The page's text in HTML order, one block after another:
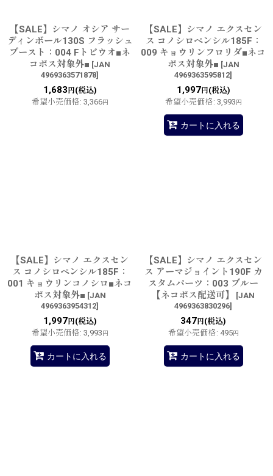
【SALE】シマノ オシア サー
ディンボール130S フラッシュ
ブースト：004 Fトビウオ■ネ
コポス対象外■ [JAN
4969363571878]
1,683 円(税込)
希望小売価格: 3,366円
【SALE】シマノ エクスセン
ス コノシロペンシル185F：
009 キョウリンフロリダ■ネコ
ポス対象外■ [JAN
4969363595812]
1,997円(税込)
希望小売価格: 3,993 円
カートに入れる
【SALE】シマノ エクスセン
ス コノシロペンシル185F：
001 キョウリンコノシロ■ネコ
ポス対象外■ [JAN
4969363954312]
1,997円(税込)
希望小売価格: 3,993 円
カートに入れる
【SALE】シマノ エクスセン
ス アーマジョイント190F カ
スタムパーツ：003 ブルー
【ネコポス配送可】
[JAN
4969363830296]
347 円(税込)
希望小売価格: 495円
カートに入れる